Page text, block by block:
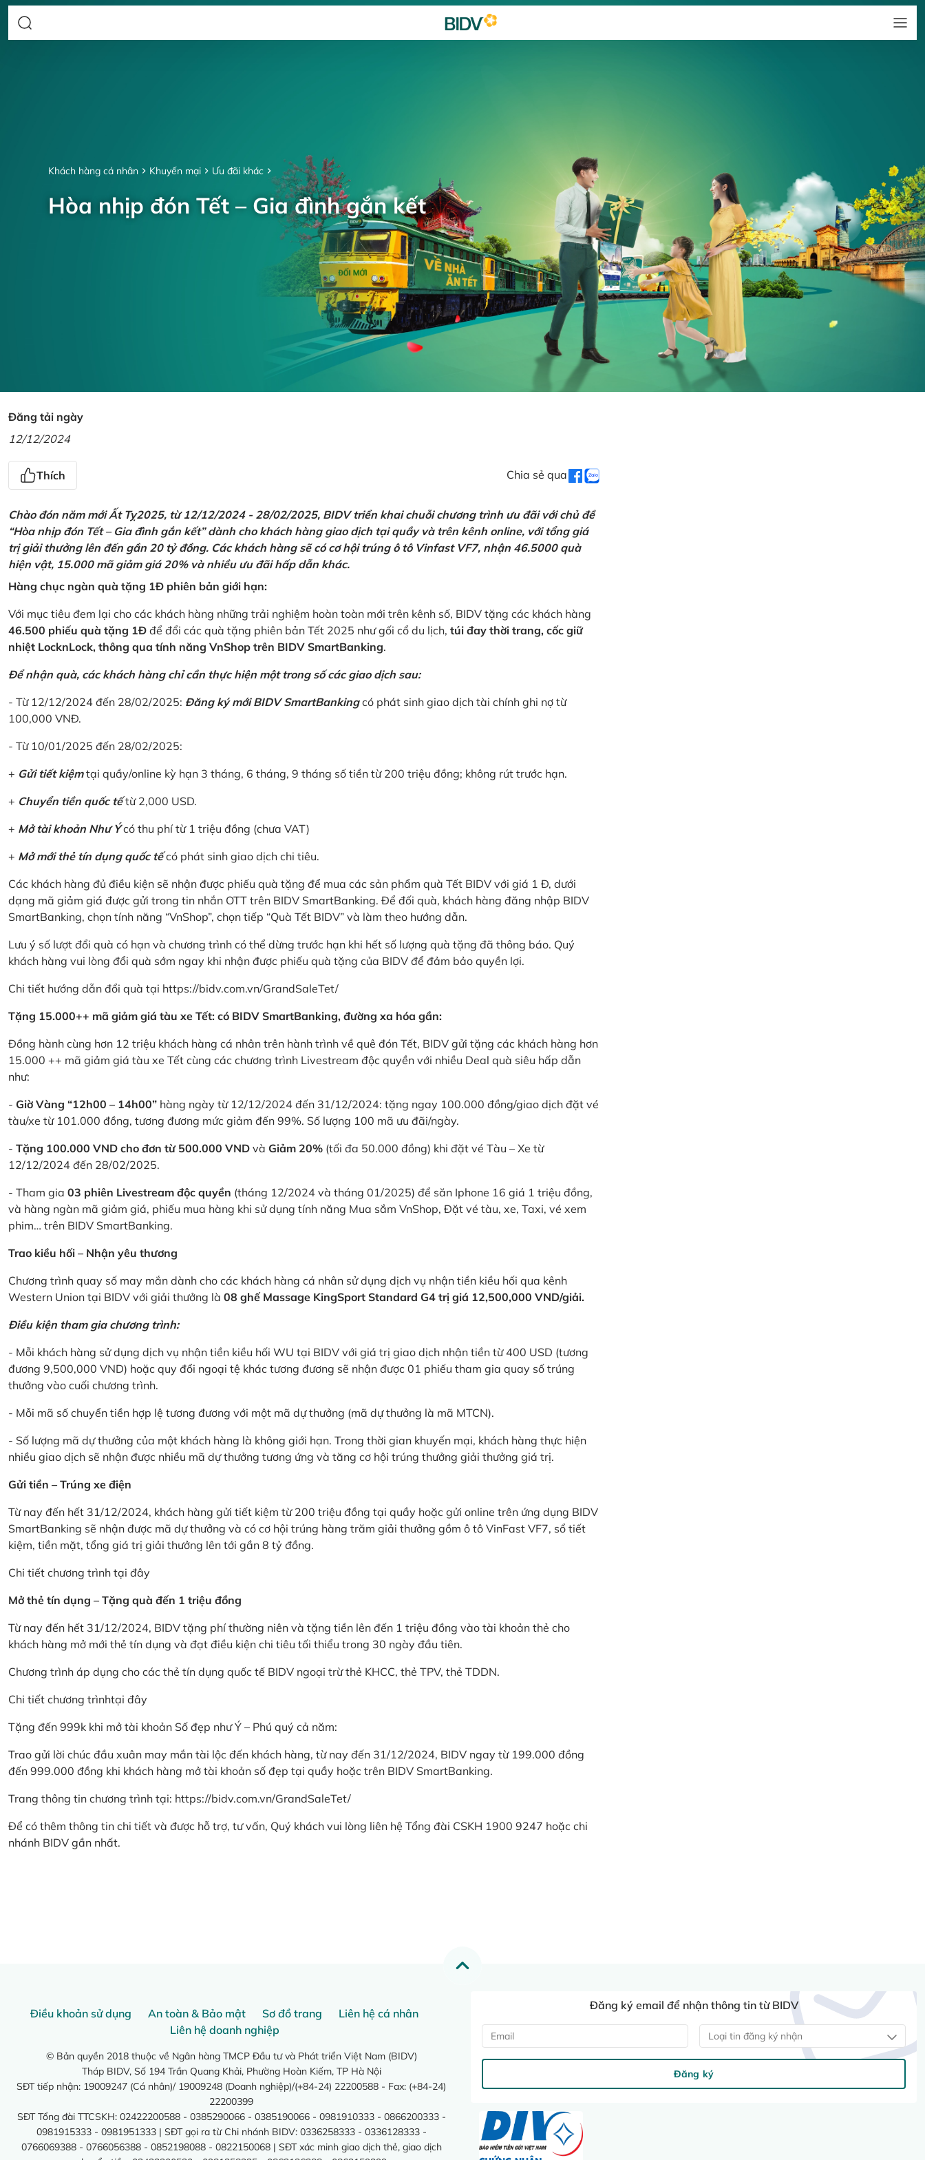
Khách hàng cá nhân Khuyến mại Ưu đãi khác
Hòa nhịp đón Tết – Gia đình gắn kết
Đăng tải ngày
12/12/2024
Thích Chia sẻ qua
Chào đón năm mới Ất Tỵ2025, từ 12/12/2024 - 28/02/2025, BIDV triển khai chuỗi chương trình ưu đãi với chủ đề
“Hòa nhịp đón Tết – Gia đình gắn kết” dành cho khách hàng giao dịch tại quầy và trên kênh online, với tổng giá
trị giải thưởng lên đến gần 20 tỷ đồng. Các khách hàng sẽ có cơ hội trúng ô tô Vinfast VF7, nhận 46.5000 quà
hiện vật, 15.000 mã giảm giá 20% và nhiều ưu đãi hấp dẫn khác.
Hàng chục ngàn quà tặng 1Đ phiên bản giới hạn:
Với mục tiêu đem lại cho các khách hàng những trải nghiệm hoàn toàn mới trên kênh số, BIDV tặng các khách hàng
46.500 phiếu quà tặng 1Đ để đổi các quà tặng phiên bản Tết 2025 như gối cổ du lịch, túi đay thời trang, cốc giữ
nhiệt LocknLock, thông qua tính năng VnShop trên BIDV SmartBanking.
Để nhận quà, các khách hàng chỉ cần thực hiện một trong số các giao dịch sau:
- Từ 12/12/2024 đến 28/02/2025: Đăng ký mới BIDV SmartBankingcó phát sinh giao dịch tài chính ghi nợ từ
100,000 VNĐ.
- Từ 10/01/2025 đến 28/02/2025:
+ Gửi tiết kiệmtại quầy/online kỳ hạn 3 tháng, 6 tháng, 9 tháng số tiền từ 200 triệu đồng; không rút trước hạn.
+ Chuyển tiền quốc tếtừ 2,000 USD.
+ Mở tài khoản Như Ýcó thu phí từ 1 triệu đồng (chưa VAT)
+ Mở mới thẻ tín dụng quốc tếcó phát sinh giao dịch chi tiêu.
Các khách hàng đủ điều kiện sẽ nhận được phiếu quà tặng để mua các sản phẩm quà Tết BIDV với giá 1 Đ, dưới
dạng mã giảm giá được gửi trong tin nhắn OTT trên BIDV SmartBanking. Để đối quà, khách hàng đăng nhập BIDV
SmartBanking, chọn tính năng “VnShop”, chọn tiếp “Quà Tết BIDV” và làm theo hướng dẫn.
Lưu ý số lượt đổi quà có hạn và chương trình có thể dừng trước hạn khi hết số lượng quà tặng đã thông báo. Quý
khách hàng vui lòng đổi quà sớm ngay khi nhận được phiếu quà tặng của BIDV để đảm bảo quyền lợi.
Chi tiết hướng dẫn đổi quà tại https://bidv.com.vn/GrandSaleTet/
Tặng 15.000++ mã giảm giá tàu xe Tết: có BIDV SmartBanking, đường xa hóa gần:
Đồng hành cùng hơn 12 triệu khách hàng cá nhân trên hành trình về quê đón Tết, BIDV gửi tặng các khách hàng hơn
15.000 ++ mã giảm giá tàu xe Tết cùng các chương trình Livestream độc quyền với nhiều Deal quà siêu hấp dẫn
như:
- Giờ Vàng “12h00 – 14h00” hàng ngày từ 12/12/2024 đến 31/12/2024: tặng ngay 100.000 đồng/giao dịch đặt vé
tàu/xe từ 101.000 đồng, tương đương mức giảm đến 99%. Số lượng 100 mã ưu đãi/ngày.
- Tặng 100.000 VND cho đơn từ 500.000 VND và Giảm 20% (tối đa 50.000 đồng) khi đặt vé Tàu – Xe từ
12/12/2024 đến 28/02/2025.
- Tham gia 03 phiên Livestream độc quyền (tháng 12/2024 và tháng 01/2025) để săn Iphone 16 giá 1 triệu đồng,
và hàng ngàn mã giảm giá, phiếu mua hàng khi sử dụng tính năng Mua sắm VnShop, Đặt vé tàu, xe, Taxi, vé xem
phim… trên BIDV SmartBanking.
Trao kiều hối – Nhận yêu thương
Chương trình quay số may mắn dành cho các khách hàng cá nhân sử dụng dịch vụ nhận tiền kiều hối qua kênh
Western Union tại BIDV với giải thưởng là 08 ghế Massage KingSport Standard G4 trị giá 12,500,000 VND/giải.
Điều kiện tham gia chương trình:
- Mỗi khách hàng sử dụng dịch vụ nhận tiền kiều hối WU tại BIDV với giá trị giao dịch nhận tiền từ 400 USD (tương
đương 9,500,000 VND) hoặc quy đổi ngoại tệ khác tương đương sẽ nhận được 01 phiếu tham gia quay số trúng
thưởng vào cuối chương trình.
- Mỗi mã số chuyển tiền hợp lệ tương đương với một mã dự thưởng (mã dự thưởng là mã MTCN).
- Số lượng mã dự thưởng của một khách hàng là không giới hạn. Trong thời gian khuyến mại, khách hàng thực hiện
nhiều giao dịch sẽ nhận được nhiều mã dự thưởng tương ứng và tăng cơ hội trúng thưởng giải thưởng giá trị.
Gửi tiền – Trúng xe điện
Từ nay đến hết 31/12/2024, khách hàng gửi tiết kiệm từ 200 triệu đồng tại quầy hoặc gửi online trên ứng dụng BIDV
SmartBanking sẽ nhận được mã dự thưởng và có cơ hội trúng hàng trăm giải thưởng gồm ô tô VinFast VF7, sổ tiết
kiệm, tiền mặt, tổng giá trị giải thưởng lên tới gần 8 tỷ đồng.
Chi tiết chương trình tại đây
Mở thẻ tín dụng – Tặng quà đến 1 triệu đồng
Từ nay đến hết 31/12/2024, BIDV tặng phí thường niên và tặng tiền lên đến 1 triệu đồng vào tài khoản thẻ cho
khách hàng mở mới thẻ tín dụng và đạt điều kiện chi tiêu tối thiểu trong 30 ngày đầu tiên.
Chương trình áp dụng cho các thẻ tín dụng quốc tế BIDV ngoại trừ thẻ KHCC, thẻ TPV, thẻ TDDN.
Chi tiết chương trìnhtại đây
Tặng đến 999k khi mở tài khoản Số đẹp như Ý – Phú quý cả năm:
Trao gửi lời chúc đầu xuân may mắn tài lộc đến khách hàng, từ nay đến 31/12/2024, BIDV ngay từ 199.000 đồng
đến 999.000 đồng khi khách hàng mở tài khoản số đẹp tại quầy hoặc trên BIDV SmartBanking.
Trang thông tin chương trình tại: https://bidv.com.vn/GrandSaleTet/
Để có thêm thông tin chi tiết và được hỗ trợ, tư vấn, Quý khách vui lòng liên hệ Tổng đài CSKH 1900 9247 hoặc chi
nhánh BIDV gần nhất.
Điều khoản sử dụng An toàn & Bảo mật Sơ đồ trang
Liên hệ cá nhân
Liên hệ doanh nghiệp
© Bản quyền 2018 thuộc về Ngân hàng TMCP Đầu tư và Phát triển Việt Nam (BIDV)
Tháp BIDV, Số 194 Trần Quang Khải, Phường Hoàn Kiếm, TP Hà Nội
SĐT tiếp nhận: 19009247 (Cá nhân)/ 19009248 (Doanh nghiệp)/(+84-24) 22200588 - Fax: (+84-24)
22200399
SĐT Tổng đài TTCSKH: 02422200588 - 0385290066 - 0385190066 - 0981910333 - 0866200333 -
0981915333 - 0981951333 | SĐT gọi ra từ Chi nhánh BIDV: 0336258333 - 0336128333 -
0766069388 - 0766056388 - 0852198088 - 0822150068 | SĐT xác minh giao dịch thẻ, giao dịch
Đăng ký email để nhận thông tin từ BIDV
Loại tin đăng ký nhận
Đăng ký